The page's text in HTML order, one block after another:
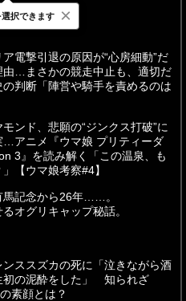
間 週間
電撃引退の原因が“心房細動”だ
由…まさかの競走中止も、適切だ
の判断「陣営や騎手を責めるのは
ンド、悲願の“ジンクス打破”に
…アニメ『ウマ娘 プリティーダ
3』を読み解く「この温泉、も
【ウマ娘考察#4】
馬記念から26年……。
オグリキャップ秘話。
ススズカの死に「泣きながら酒
初の泥酔をした」 知られざ
素顔とは？
択できます ×